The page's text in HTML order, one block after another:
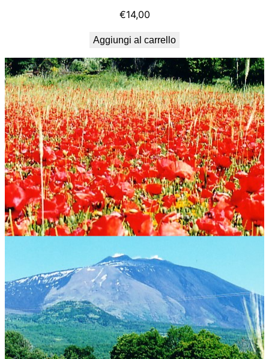
€14,00
Aggiungi al carrello